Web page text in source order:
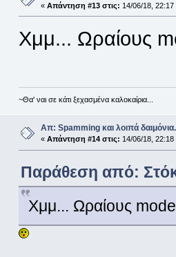
« Απάντηση #13 στις: 14/06/18, 22:17
Χμμ... Ωραίους
~Θα' ναι σε κάτι ξεχασμένα καλοκαίρια...
Απ: Spamming και λοιπά
« Απάντηση #14 στις: 14/06/18, 22:18
Παράθεση από:
Χμμ... Ωραίους